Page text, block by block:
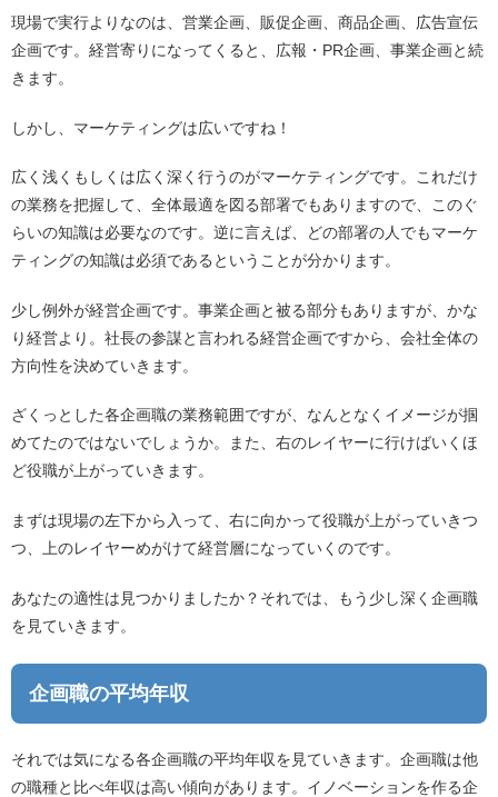
現場で実行よりなのは、営業企画、販促企画、商品企画、広告宣伝
企画です。経営寄りになってくると、広報・PR企画、事業企画と続
きます。
しかし、マーケティングは広いですね！
広く浅くもしくは広く深く行うのがマーケティングです。これだけ
の業務を把握して、全体最適を図る部署でもありますので、このぐ
らいの知識は必要なのです。逆に言えば、どの部署の人でもマーケ
ティングの知識は必須であるということが分かります。
少し例外が経営企画です。事業企画と被る部分もありますが、かな
り経営より。社長の参謀と言われる経営企画ですから、会社全体の
方向性を決めていきます。
ざくっとした各企画職の業務範囲ですが、なんとなくイメージが掴
めてたのではないでしょうか。また、右のレイヤーに行けばいくほ
ど役職が上がっていきます。
まずは現場の左下から入って、右に向かって役職が上がっていきつ
つ、上のレイヤーめがけて経営層になっていくのです。
あなたの適性は見つかりましたか？それでは、もう少し深く企画職
を見ていきます。
企画職の平均年収
それでは気になる各企画職の平均年収を見ていきます。企画職は他
の職種と比べ年収は高い傾向があります。イノベーションを作る企